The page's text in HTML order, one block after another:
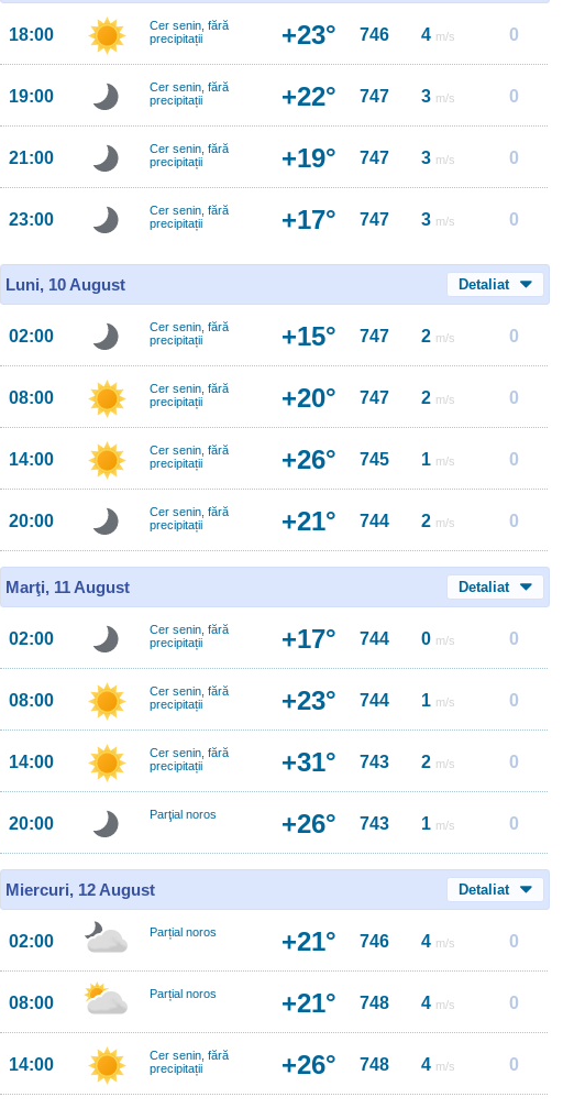
18:00
Cer senin, fără
precipitații
+23° 746 4 m/s 0
19:00
Cer senin, fără
precipitații
+22° 747 3 m/s 0
21:00
Cer senin, fără
precipitații
+19° 747 3 m/s 0
23:00
Cer senin, fără
precipitații
+17° 747 3 m/s 0
Luni, 10 August Detaliat
02:00
Cer senin, fără
precipitații
+15° 747 2 m/s 0
08:00
Cer senin, fără
precipitații
+20° 747 2 m/s 0
14:00
Cer senin, fără
precipitații
+26° 745 1 m/s 0
20:00
Cer senin, fără
precipitații
+21° 744 2 m/s 0
Marţi, 11 August Detaliat
02:00
Cer senin, fără
precipitații
+17° 744 0 m/s 0
08:00
Cer senin, fără
precipitații
+23° 744 1 m/s 0
14:00
Cer senin, fără
precipitații
+31° 743 2 m/s 0
20:00 Parţial noros +26° 743 1 m/s 0
Miercuri, 12 August Detaliat
02:00 Parțial noros +21° 746 4 m/s 0
08:00 Parțial noros +21° 748 4 m/s 0
14:00
Cer senin, fără
precipitații
+26° 748 4 m/s 0